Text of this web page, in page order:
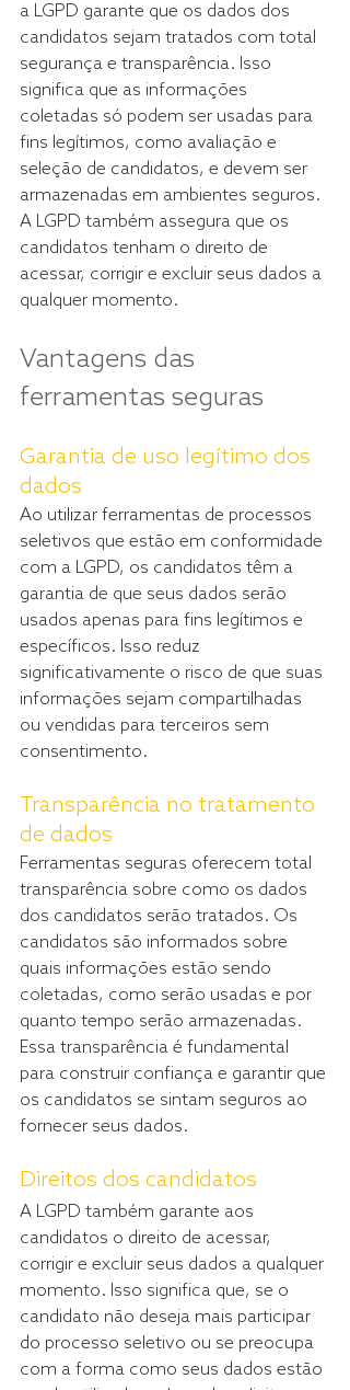
a LGPD garante que os dados dos
candidatos sejam tratados com total
segurança e transparência. Isso
significa que as informações
coletadas só podem ser usadas para
fins legítimos, como avaliação e
seleção de candidatos, e devem ser
armazenadas em ambientes seguros.
A LGPD também assegura que os
candidatos tenham o direito de
acessar, corrigir e excluir seus dados a
qualquer momento.
Vantagens das
ferramentas seguras
Garantia de uso legítimo dos
dados
Ao utilizar ferramentas de processos
seletivos que estão em conformidade
com a LGPD, os candidatos têm a
garantia de que seus dados serão
usados apenas para fins legítimos e
específicos. Isso reduz
significativamente o risco de que suas
informações sejam compartilhadas
ou vendidas para terceiros sem
consentimento.
Transparência no tratamento
de dados
Ferramentas seguras oferecem total
transparência sobre como os dados
dos candidatos serão tratados. Os
candidatos são informados sobre
quais informações estão sendo
coletadas, como serão usadas e por
quanto tempo serão armazenadas.
Essa transparência é fundamental
para construir confiança e garantir que
os candidatos se sintam seguros ao
fornecer seus dados.
Direitos dos candidatos
A LGPD também garante aos
candidatos o direito de acessar,
corrigir e excluir seus dados a qualquer
momento. Isso significa que, se o
candidato não deseja mais participar
do processo seletivo ou se preocupa
com a forma como seus dados estão